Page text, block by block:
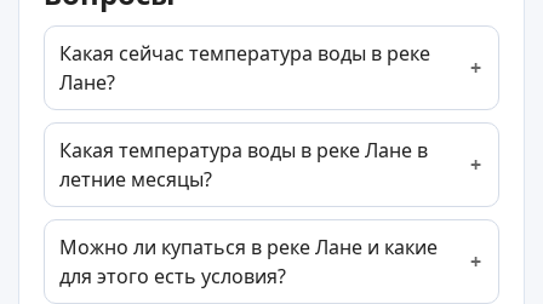
Какая сейчас температура воды в реке
Лане?
Какая температура воды в реке Лане в
летние месяцы?
Можно ли купаться в реке Лане и какие
для этого есть условия?